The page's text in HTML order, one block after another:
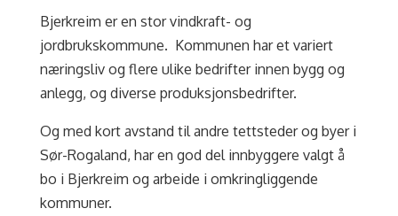
Bjerkreim er en stor vindkraft- og
jordbrukskommune. Kommunen har et variert
næringsliv og flere ulike bedrifter innen bygg og
anlegg, og diverse produksjonsbedrifter.
Og med kort avstand til andre tettsteder og byer i
Sør-Rogaland, har en god del innbyggere valgt å
bo i Bjerkreim og arbeide i omkringliggende
kommuner.